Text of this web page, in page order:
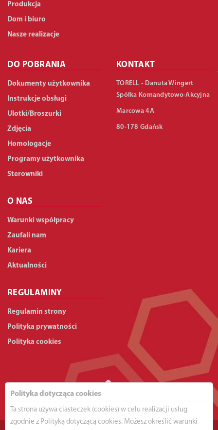
Produkcja
Dom i biuro
Nasze realizacje
DO POBRANIA
Dokumenty użytkownika
Instrukcje obsługi
Ulotki/Broszurki
Zdjęcia
Homologacje
Programy użytkownika
Sterowniki
O NAS
Warunki współpracy
Zaufali nam
Kariera
Aktualności
REGULAMINY
Regulamin strony
Polityka prywatności
Polityka cookies
KONTAKT
TORELL - Danuta Wingert
Spółka Komandytowo-Akcyjna
Marcowa 4A
80-178 Gdańsk
Polityka dotycząca cookies
Ta strona używa ciasteczek (cookies) w celu realizacji usług
zgodnie z Polityką dotyczącą cookies. Możesz określić warunki